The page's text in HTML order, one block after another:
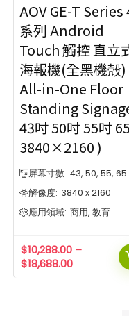
AOV GE-T Series
系列 Android
Touch 觸控 直立
海報機(全黑機殻)
All-in-One Floor
Standing
43吋 50吋 55吋
3840×2160 )
屏幕寸數: 43, 50, 55, 65
解像度: 3840 x 2160
應用領域: 商用, 教育
$10,288.00 –
$18,688.00